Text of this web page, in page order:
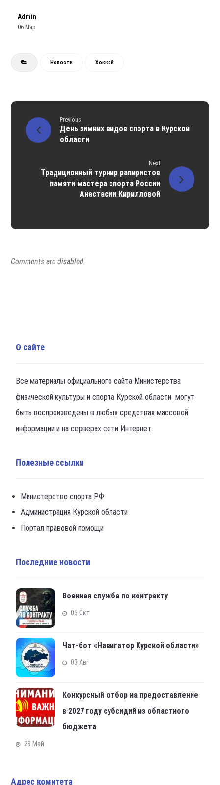
Admin
06 Мар
Новости Хоккей
Previous
День зимних видов спорта в Курской
области
Next
Традиционный турнир рапиристов
памяти мастера спорта России
Анастасии Кирилловой
Comments are disabled.
О сайте
Все материалы официального сайта Министерства
физической культуры и спорта Курской области могут
быть воспроизведены в любых средствах массовой
информации и на серверах сети Интернет.
Полезные ссылки
Министерство спорта РФ
Администрация Курской области
Портал правовой помощи
Последние новости
Военная служба по контракту
05 Окт
Чат-бот «Навигатор Курской области»
03 Авг
Конкурсный отбор на предоставление
в 2027 году субсидий из областного
бюджета
29 Май
Адрес комитета